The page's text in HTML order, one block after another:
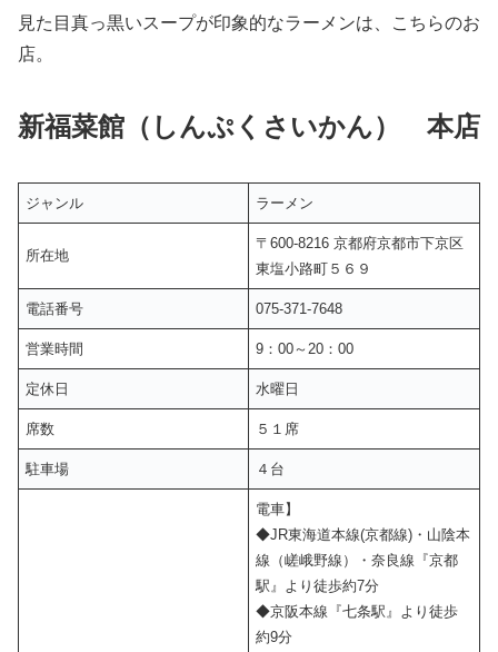
見た目真っ黒いスープが印象的なラーメンは、こちらのお
店。
新福菜館（しんぷくさいかん） 本店
ジャンル ラーメン
所在地
〒600-8216 京都府京都市下京区
東塩小路町５６９
電話番号 075-371-7648
営業時間 9：00～20：00
定休日 水曜日
席数 ５１席
駐車場 ４台
電車】
◆JR東海道本線(京都線)・山陰本
線（嵯峨野線）・奈良線『京都
駅』より徒歩約7分
◆京阪本線『七条駅』より徒歩
約9分